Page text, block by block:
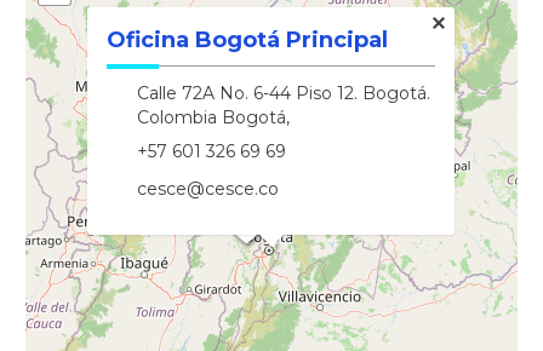
Oficina Bogotá Principal
Calle 72A No. 6-44 Piso 12. Bogotá.
Colombia Bogotá,
+57 601 326 69 69
cesce@cesce.co